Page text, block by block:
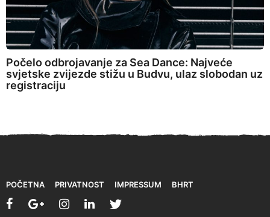
Počelo odbrojavanje za Sea Dance: Najveće
svjetske zvijezde stižu u Budvu, ulaz slobodan uz
registraciju
POČETNA PRIVATNOST IMPRESSUM BHRT